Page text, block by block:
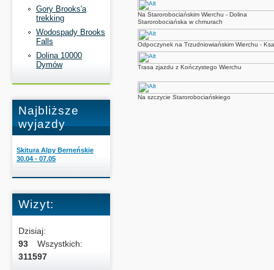
Gory Brooks'a
trekking
Wodospady Brooks
Falls
Dolina 10000
Dymów
Najbliższe
wyjazdy
Skitura Alpy Berneńskie
30.04 - 07.05
Wizyt:
Dzisiaj:
93
Wszystkich:
311597
Na Starorobociańskim Wierchu - Dolina
Starorobociańska w chmurach
Odpoczynek na Trzudniowiańskim Wierchu -
Trasa zjazdu z Kończystego Wierchu
Na szczycie Starorobociańskiego